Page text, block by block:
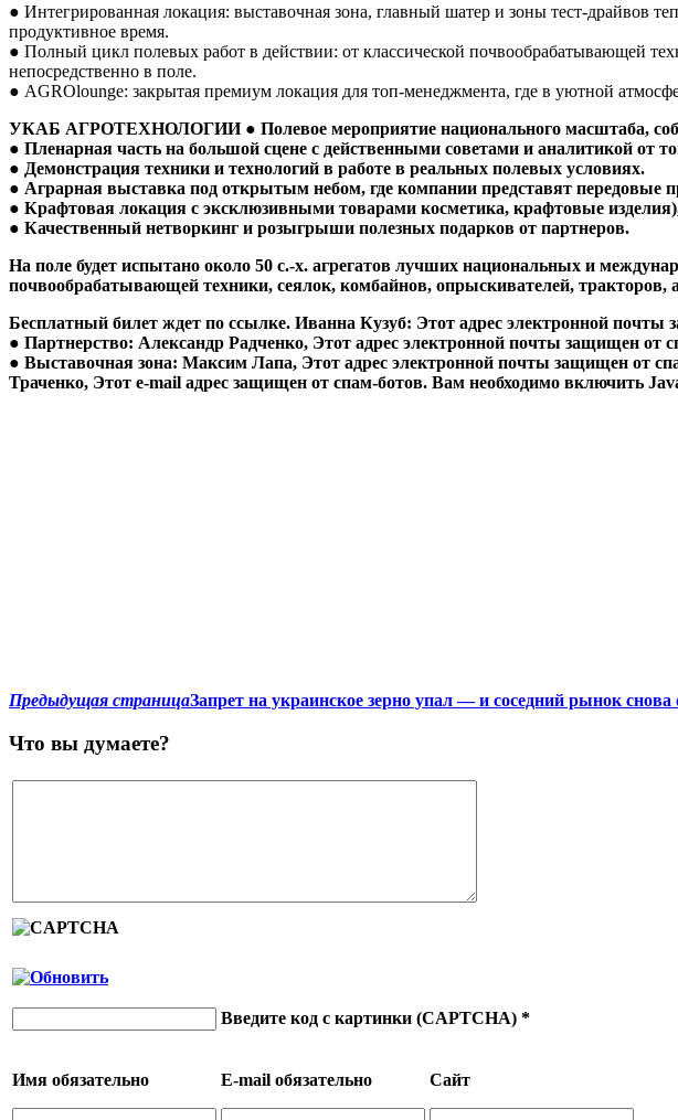
● Интегрированная локация: выставочная зона, главный шатер и зоны тест-
продуктивное время.
● Полный цикл полевых работ в действии: от классической почвообрабатывающей
непосредственно в поле.
● AGROlounge: закрытая премиум локация для топ-менеджмента, где в уютной
УКАБ АГРОТЕХНОЛОГИИ● Полевое мероприятие национального масштаба,
● Пленарная часть на большой сцене с действенными советами и аналитикой от
● Демонстрация техники и технологий в работе в реальных полевых условиях.
● Аграрная выставка под открытым небом, где компании представят передовые
● Крафтовая локация с эксклюзивными товарами косметика, крафтовые
● Качественный нетворкинг и розыгрыши полезных подарков от партнеров.
На поле будет испытано около 50 с.-х. агрегатов лучших национальных и
почвообрабатывающей техники, сеялок, комбайнов, опрыскивателей, тракторов,
Бесплатный билет ждет по ссылке. Иванна Кузуб: Этот адрес электронной почты
● Партнерство: Александр Радченко, Этот адрес электронной почты защищен от
● Выставочная зона: Максим Лапа, Этот адрес электронной почты защищен от
Траченко, Этот e-mail адрес защищен от спам-ботов. Вам необходимо включить
Предыдущая страницаЗапрет на украинское зерно упал — и соседний рынок
Что вы думаете?
Введите код с картинки (CAPTCHA) *
Имя обязательно E-mail обязательно Сайт